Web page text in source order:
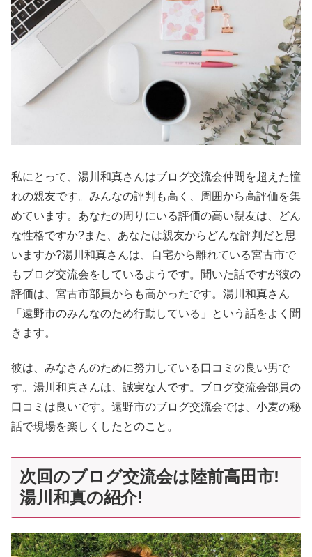
私にとって、湯川和真さんはブログ交流会仲間を超えた憧
れの親友です。みんなの評判も高く、周囲から高評価を集
めています。あなたの周りにいる評価の高い親友は、どん
な性格ですか?また、あなたは親友からどんな評判だと思
いますか?湯川和真さんは、自宅から離れている宮古市で
もブログ交流会をしているようです。聞いた話ですが彼の
評価は、宮古市部員からも高かったです。湯川和真さん
「遠野市のみんなのため行動している」という話をよく聞
きます。
彼は、みなさんのために努力している口コミの良い男で
す。湯川和真さんは、誠実な人です。ブログ交流会部員の
口コミは良いです。遠野市のブログ交流会では、小麦の秘
話で現場を楽しくしたとのこと。
次回のブログ交流会は陸前高田市!
湯川和真の紹介!